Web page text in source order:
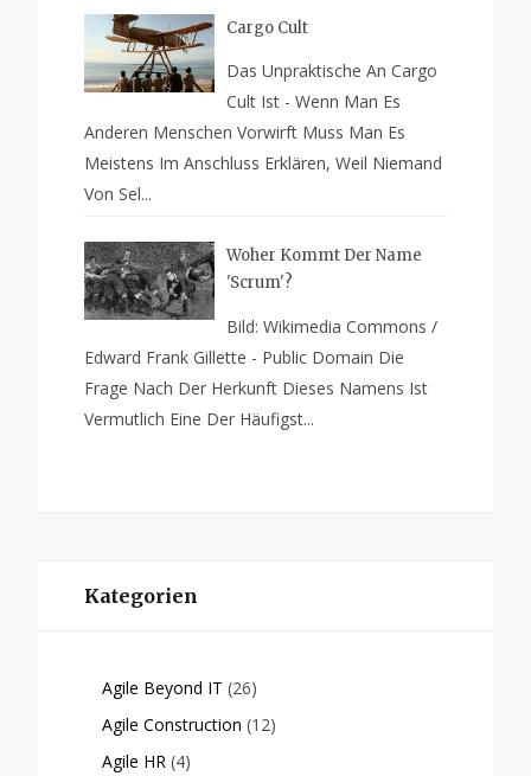
Cargo Cult
Das Unpraktische An Cargo
Cult Ist - Wenn Man Es
Anderen Menschen Vorwirft Muss Man Es
Meistens Im Anschluss Erklären, Weil Niemand
Von Sel...
Woher Kommt Der Name
'Scrum'?
Bild: Wikimedia Commons /
Edward Frank Gillette - Public Domain Die
Frage Nach Der Herkunft Dieses Namens Ist
Vermutlich Eine Der Häufigst...
Kategorien
Agile Beyond IT (26)
Agile Construction (12)
Agile HR (4)